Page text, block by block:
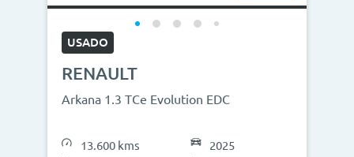
USADO
RENAULT
Arkana 1.3 TCe Evolution EDC
13.600 kms
2025